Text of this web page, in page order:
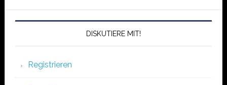
DISKUTIERE MIT!
Registrieren